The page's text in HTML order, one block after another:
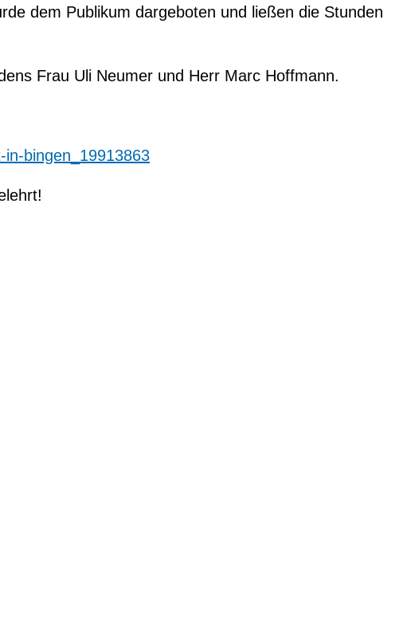
dem Publikum dargeboten und ließen die Stunden
Frau Uli Neumer und Herr Marc Hoffmann.
bingen_19913863